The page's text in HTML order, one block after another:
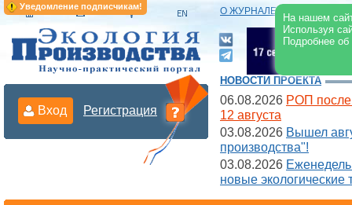
Уведомление подписчикам!
На нашем
Используя
Подробнее
О ЖУРНАЛЕ |
Вход Регистрация
НОВОСТИ ПРОЕКТА
06.08.2026 РОП после
12 августа
03.08.2026 Вышел
производства"!
03.08.2026
новые экологические